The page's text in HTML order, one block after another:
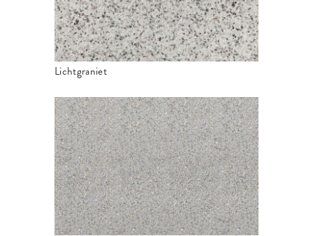
Lichtgraniet